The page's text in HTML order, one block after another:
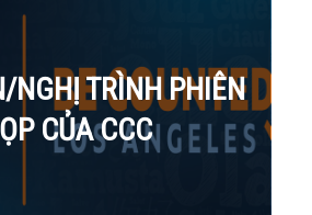
NGHỊ TRÌNH PHIÊN
CỦA CCC